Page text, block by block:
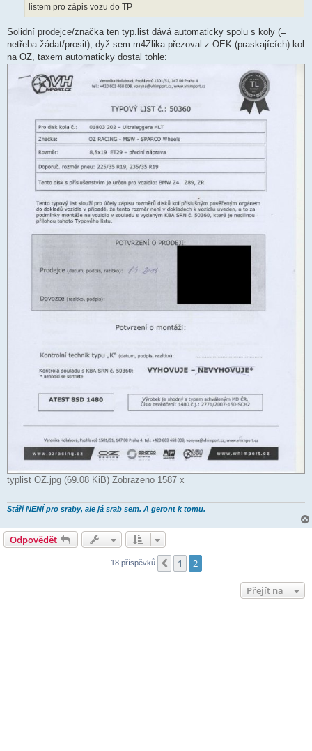
listem pro zápis vozu do TP
Solidní prodejce/značka ten typ.list dává automaticky spolu s koly (=
netřeba žádat/prosit), dyž sem m4Zlika přezoval z OEK (praskajících) kol
na OZ, taxem automaticky dostal tohle:
typlist OZ.jpg (69.08 KiB) Zobrazeno 1587 x
Stáří NENÍ pro sraby, ale já srab sem. A geront k tomu.
Odpovědět
18 příspěvků Předchozí
1 2
Přejít na